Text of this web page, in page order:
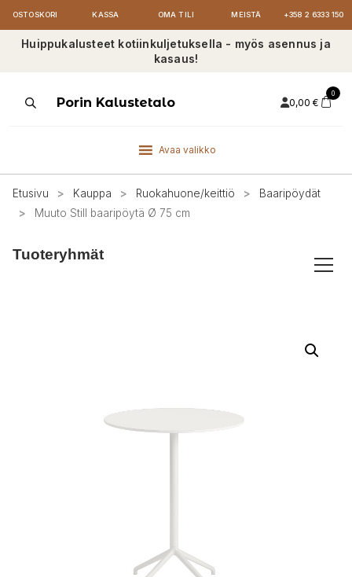
OSTOSKORI KASSA OMA TILI MEISTÄ +358 2 6333 150
Huippukalusteet kotiinkuljetuksella - myös asennus ja
kasaus!
ProductsPorin Kalustetalo 0,00 €
0
Avaa valikko
Etusivu > Kauppa > Ruokahuone/keittiö >
Baaripöydät
>
Muuto Still baaripöytä Ø 75 cm
Tuoteryhmät